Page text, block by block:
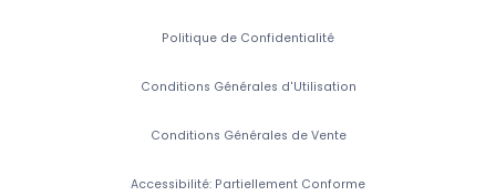
Politique de Confidentialité
Conditions Générales d'Utilisation
Conditions Générales de Vente
Accessibilité: Partiellement Conforme